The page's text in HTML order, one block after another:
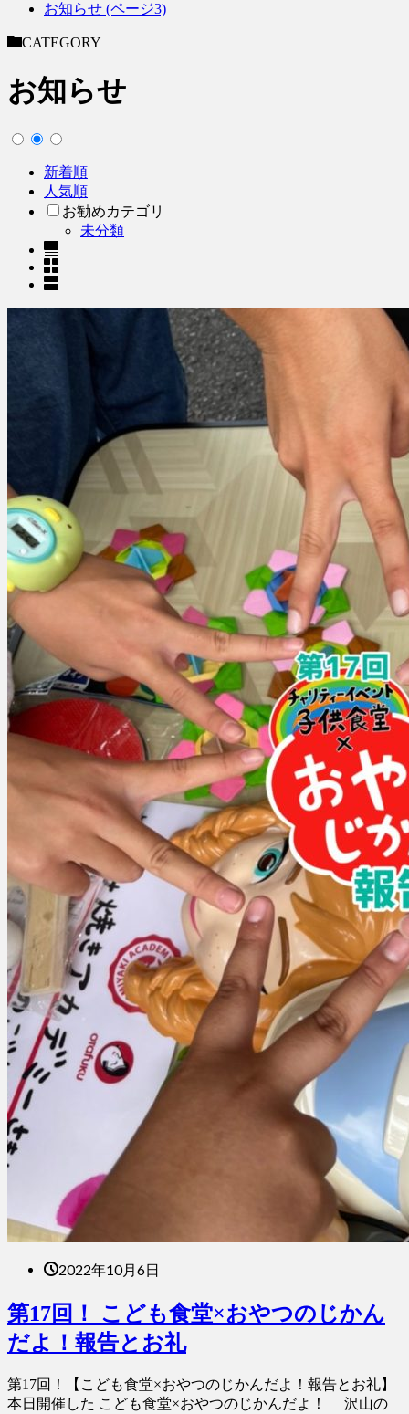
お知らせ (ページ3)
CATEGORY
お知らせ
新着順
人気順
お勧めカテゴリ
未分類
2022年10月6日
第17回！ こども食堂×おやつのじかん
だよ！報告とお礼
第17回！【こども食堂×おやつのじかんだよ！報告とお礼】
本日開催した こども食堂×おやつのじかんだよ！ 沢山の